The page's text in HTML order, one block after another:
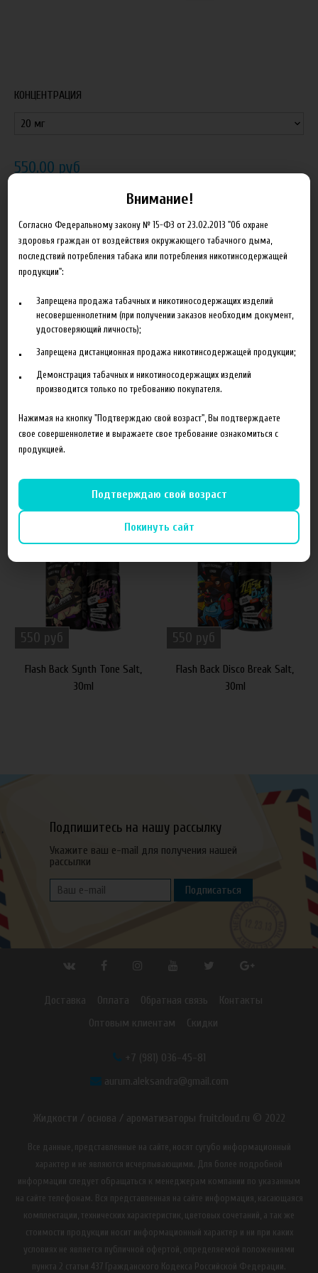
КОНЦЕНТРАЦИЯ
550.00 руб
В корзину
Добавить в сравнение
Отзывы
Похожие товары
550 руб
Flash Back Synth Tone Salt,
30ml
550 руб
Flash Back Disco Break Salt,
30ml
Подпишитесь на нашу рассылку
Укажите ваш e-mail для получения нашей
рассылки
Подписаться
Доставка Оплата Обратная связь
Контакты
Оптовым клиентам
Скидки
+7 (981) 036-45-81
aurum.aleksandra@gmail.com
Жидкости / основа / ароматизаторы fruitcloud.ru © 2022
Все данные, представленные на сайте, носят сугубо информационный
характер и не являются исчерпывающими. Для более подробной
информации следует обращаться к менеджерам компании по указанным
на сайте телефонам. Вся представленная на сайте информация, касающаяся
комплектации, технических характеристик, цветовых сочетаний, а так же
стоимости продукции носит информационный характер и ни при каких
условиях не является публичной офертой, определяемой положениями
пункта 2 статьи 437 Гражданского Кодекса Российской Федерации.
Внимание!
Согласно Федеральному закону № 15-ФЗ от 23.02.2013 "Об охране
здоровья граждан от воздействия окружающего табачного дыма,
последствий потребления табака или потребления никотинсодержащей
продукции":
Запрещена продажа табачных и никотиносодержащих изделий
несовершеннолетним (при получении заказов необходим документ,
удостоверяющий личность);
Запрещена дистанционная продажа никотинсодержащей продукции;
Демонстрация табачных и никотиносодержащих изделий
производится только по требованию покупателя.
Нажимая на кнопку "Подтверждаю свой возраст", Вы подтверждаете
свое совершеннолетие и выражаете свое требование ознакомиться с
продукцией.
Подтверждаю свой возраст
Покинуть сайт